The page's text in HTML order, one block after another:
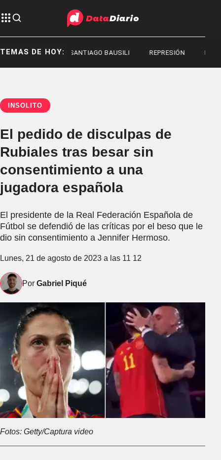
TEMAS DE HOY:
REPRESIÓN SANTIAGO BAUSILI REPRESIÓN
INSÓLITO
El pedido de disculpas de
Rubiales tras besar sin
consentimiento a una
jugadora española
El presidente de la Real Federación Española de
Fútbol se defendió de las críticas por el beso que le
dio sin consentimiento a Jennifer Hermoso.
Lunes, 21 de agosto de 2023 a las 11 12
Por Gabriel Piqué
Fotos: Getty/Captura video